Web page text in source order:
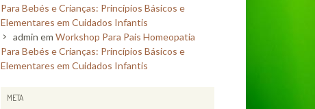
Para Bebés e Crianças: Princípios Básicos e
Elementares em Cuidados Infantis
admin em Workshop Para Pais Homeopatia
Para Bebés e Crianças: Princípios Básicos e
Elementares em Cuidados Infantis
META